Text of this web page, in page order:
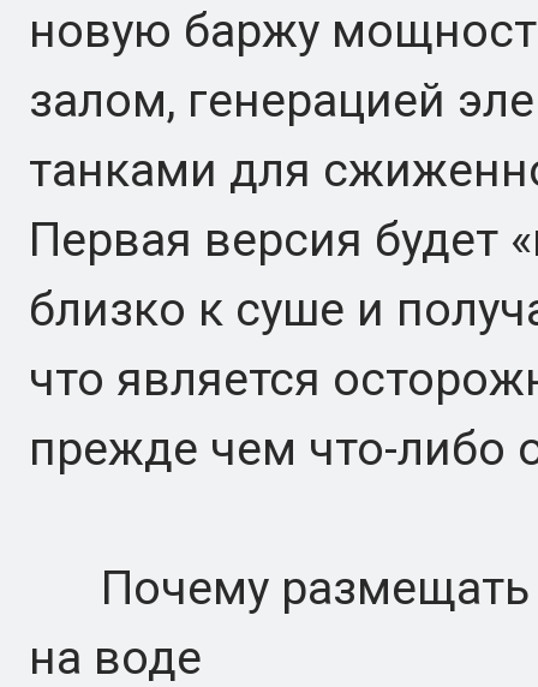
новую баржу
залом, генерацией
танками для
Первая версия будет
близко к суше и
что является
прежде чем что-либо
Почему размещать
на воде